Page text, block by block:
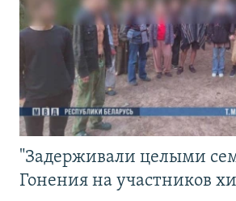
"Задерживали целыми
Гонения на участников